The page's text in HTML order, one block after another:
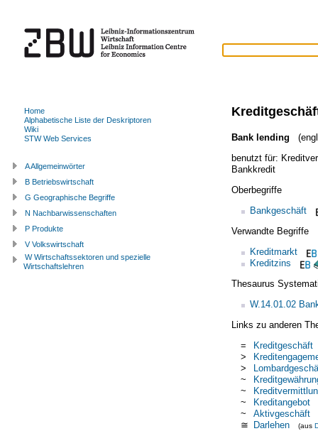
Bank lending
benutzt für:
Bankkredit
Oberbegriffe
Bankgeschäft
Verwandte Begriffe
Kreditmarkt
Kreditzins
Thesaurus
W.14.01.02
Links zu anderen
=
Kreditgeschäft
>
>
~
~
~
Kreditangebot
~
Aktivgeschäft
≅ Darlehen (aus
Home
Alphabetische Liste der Deskriptoren
Wiki
STW Web Services
A Allgemeinwörter
B Betriebswirtschaft
G Geographische Begriffe
N Nachbarwissenschaften
P Produkte
V Volkswirtschaft
W Wirtschaftssektoren und spezielle
Wirtschaftslehren